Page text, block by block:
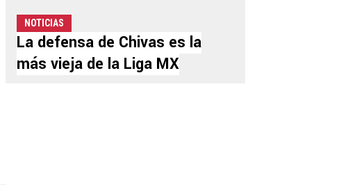
NOTICIAS
La defensa de Chivas es la
más vieja de la Liga MX